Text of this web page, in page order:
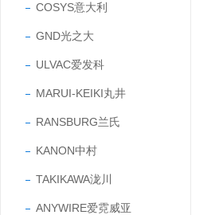
COSYS意大利
GND光之大
ULVAC爱发科
MARUI-KEIKI丸井
RANSBURG兰氏
KANON中村
TAKIKAWA泷川
ANYWIRE爱霓威亚